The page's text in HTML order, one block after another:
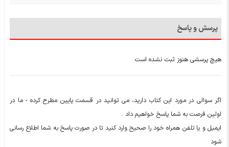
پرسش و پاسخ
هیچ پرسشی هنوز ثبت نشده است
اگر سوالی در مورد این کتاب دارید، می توانید در قسمت پایین مطرح کرده - ما در
اولین فرصت به شما پاسخ خواهیم داد .
ایمیل و یا تلفن همراه خود را صحیح وارد کنید تا در صورت پاسخ به شما اطلاع رسانی
شود